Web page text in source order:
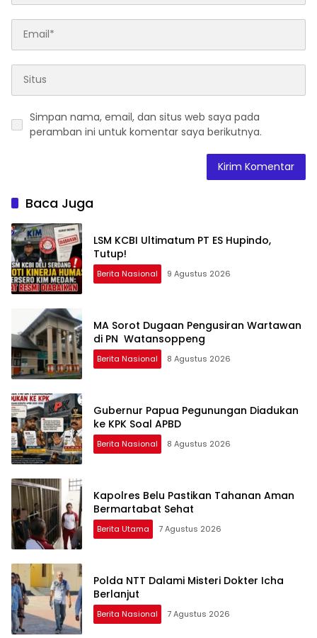
Simpan nama, email, dan situs web saya pada
peramban ini untuk komentar saya berikutnya.
Baca Juga
LSM KCBI Ultimatum PT ES Hupindo,
Tutup!
Berita Nasional 9 Agustus 2026
MA Sorot Dugaan Pengusiran Wartawan
di PN Watansoppeng
Berita Nasional 8 Agustus 2026
Gubernur Papua Pegunungan Diadukan
ke KPK Soal APBD
Berita Nasional 8 Agustus 2026
Kapolres Belu Pastikan Tahanan Aman
Bermartabat Sehat
Berita Utama 7 Agustus 2026
Polda NTT Dalami Misteri Dokter Icha
Berlanjut
Berita Nasional 7 Agustus 2026